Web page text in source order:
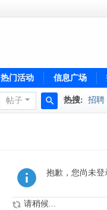
热门活动 信息广场
帖子 热搜: 招聘
抱歉，您尚未
请稍候...